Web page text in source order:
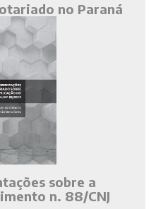
no Paraná
sobre a
n. 88/CNJ